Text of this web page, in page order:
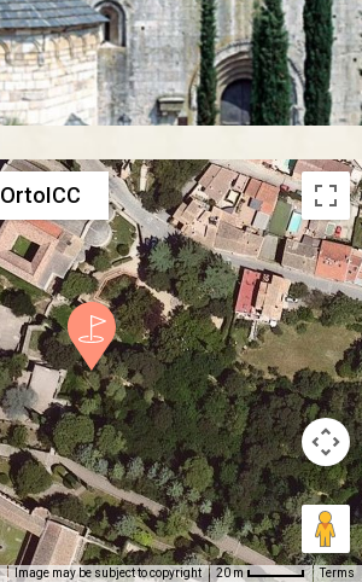
OrtoICC
Image may be subject to copyright 20 m Terms